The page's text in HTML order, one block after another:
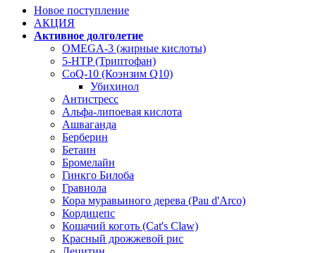
Новое поступление
АКЦИЯ
Активное долголетие
OMEGA-3 (жирные кислоты)
5-HTP (Триптофан)
CoQ-10 (Коэнзим Q10)
Убихинол
Антистресс
Альфа-липоевая кислота
Ашваганда
Берберин
Бетаин
Бромелайн
Гинкго Билоба
Гравиола
Кора муравьиного дерева (Pau d'Arco)
Кордицепс
Кошачий коготь (Cat's Claw)
Красный дрожжевой рис